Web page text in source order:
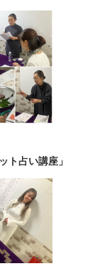
ト占い講座」